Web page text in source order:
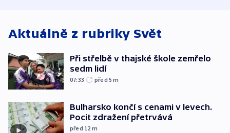
Aktuálně z rubriky Svět
Při střelbě v thajské škole zemřelo
sedm lidí
07:33 před 5m
Bulharsko končí s cenami v levech.
Pocit zdražení přetrvává
před 12 m